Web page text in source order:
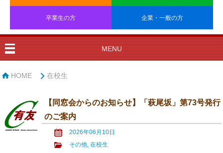
卒業生の方 企業・一般の方
MENU
HOME 在校生
【同窓会からのお知らせ】「萩尾坂」第73号発行
のご案内
2026年06月10日
その他 ,在校生